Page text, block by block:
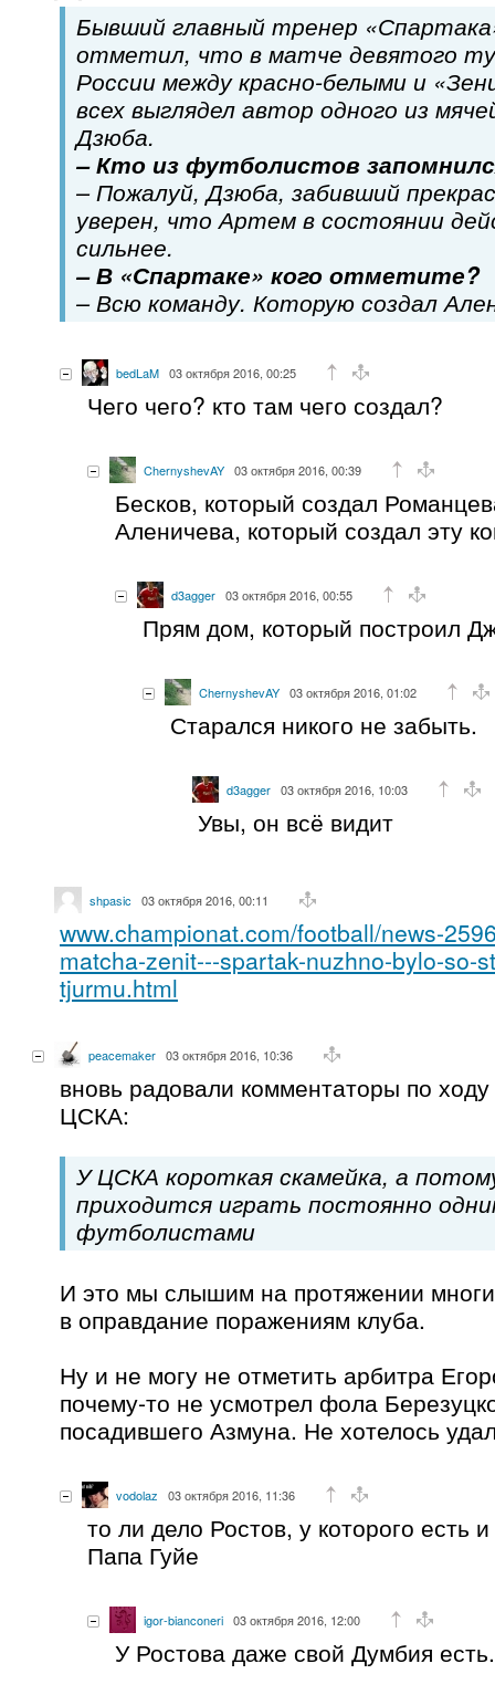
Бывший главный тренер
отметил, что в матче девятого
России между красно-белыми и
всех выглядел автор одного из
Дзюба.
– Кто из футболистов
– Пожалуй, Дзюба, забивший
уверен, что Артем в состоянии
сильнее.
– В «Спартаке» кого отметите?
– Всю команду. Которую создал
bedLaM 03 октября 2016, 00:25
Чего чего? кто там чего создал?
ChernyshevAY 03 октября 2016, 00:39
Бесков, который создал
Аленичева, который создал эту
d3agger 03 октября 2016, 00:55
Прям дом, который построил
ChernyshevAY 03 октября 2016, 01:02
Старался никого не забыть.
d3agger 03 октября 2016, 10:03
Увы, он всё видит
shpasic 03 октября 2016, 00:11
www.championat.com/football/news-
matcha-zenit---spartak-nuzhno-bylo-so-
tjurmu.html
peacemaker 03 октября 2016, 10:36
вновь радовали комментаторы по
ЦСКА:
У ЦСКА короткая скамейка, а
приходится играть постоянно
футболистами
И это мы слышим на протяжении
в оправдание поражениям клуба.
Ну и не могу не отметить арбитра
почему-то не усмотрел фола
посадившего Азмуна. Не хотелось
vodolaz 03 октября 2016, 11:36
то ли дело Ростов, у которого есть
Папа Гуйе
igor-bianconeri 03 октября 2016, 12:00
У Ростова даже свой Думбия есть.